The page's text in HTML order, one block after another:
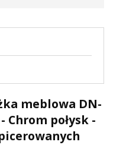
meblowa DN-
Chrom połysk -